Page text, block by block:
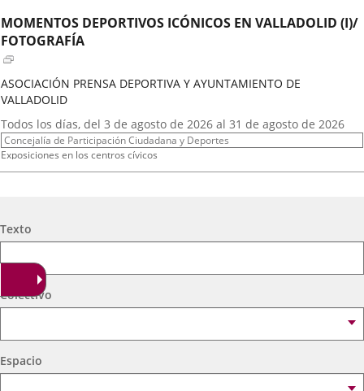
externa.externa.
MOMENTOS DEPORTIVOS ICÓNICOS EN VALLADOLID (I)/
FOTOGRAFÍA
ASOCIACIÓN PRENSA DEPORTIVA Y AYUNTAMIENTO DE
VALLADOLID
Fechas
del
evento
Todos los días, del 3 de agosto de 2026 al 31 de agosto de 2026
Organizador
de
Concejalía de Participación Ciudadana y Deportes
Programa
Exposiciones en los centros cívicos
Centro Cívico Científico José Antonio Valverde
16 septiembre
Organizador
actividad
Concejalía de Participación Ciudadana y Deportes
Programa
Muestras de Teatro Vecinal, Cultura Tradicional y Actividades Culturales y de
Ocio Infantil 2026
A. DE MEXICANOS EN CYL(Ballet Folklorico BFB)
Búsqueda
Texto
Colectivo
Espacio